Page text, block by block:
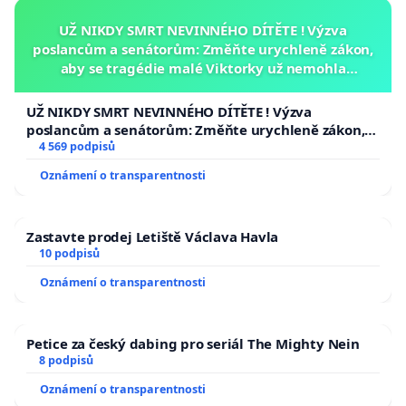
UŽ NIKDY SMRT NEVINNÉHO DÍTĚTE ! Výzva
poslancům a senátorům: Změňte urychleně zákon,
aby se tragédie malé Viktorky už nemohla
UŽ NIKDY SMRT NEVINNÉHO DÍTĚTE ! Výzva
poslancům a senátorům: Změňte urychleně zákon,
aby se tragédie malé Viktorky už nemohla opakovat!
4 569 podpisů
Oznámení o transparentnosti
Zastavte prodej Letiště Václava Havla
10 podpisů
Oznámení o transparentnosti
Petice za český dabing pro seriál The Mighty Nein
8 podpisů
Oznámení o transparentnosti